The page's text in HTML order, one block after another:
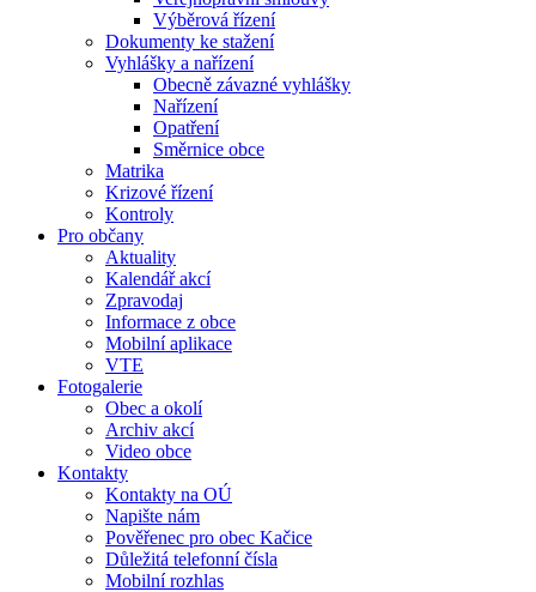
Výběrová řízení
Dokumenty ke stažení
Vyhlášky a nařízení
Obecně závazné vyhlášky
Nařízení
Opatření
Směrnice obce
Matrika
Krizové řízení
Kontroly
Pro občany
Aktuality
Kalendář akcí
Zpravodaj
Informace z obce
Mobilní aplikace
VTE
Fotogalerie
Obec a okolí
Archiv akcí
Video obce
Kontakty
Kontakty na OÚ
Napište nám
Pověřenec pro obec Kačice
Důležitá telefonní čísla
Mobilní rozhlas